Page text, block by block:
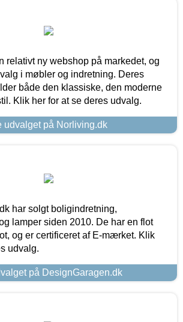
relativt ny webshop på markedet, og
i møbler og indretning. Deres
både den klassiske, den moderne
Klik her for at se deres udvalg.
udvalget på Norliving.dk
har solgt boligindretning,
lamper siden 2010. De har en flot
og er certificeret af E-mærket. Klik
udvalg.
på DesignGaragen.dk